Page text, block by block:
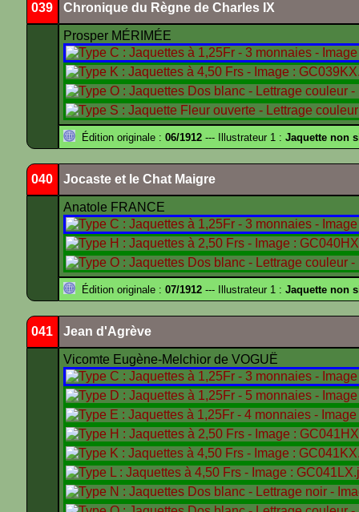
039 Chronique du Règne de Charles IX
Prosper MÉRIMÉE
Édition originale : 06/1912 --- Illustrateur 1 : Jaquette non
040 Jocaste et le Chat Maigre
Anatole FRANCE
Édition originale : 07/1912 --- Illustrateur 1 : Jaquette non
041 Jean d'Agrève
Vicomte Eugène-Melchior de VOGUË